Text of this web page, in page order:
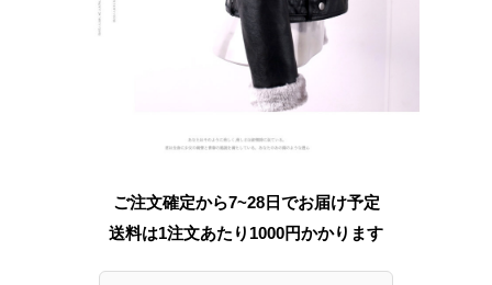
ご注文確定から7~28日でお届け予定
送料は1注文あたり 1000円かかります